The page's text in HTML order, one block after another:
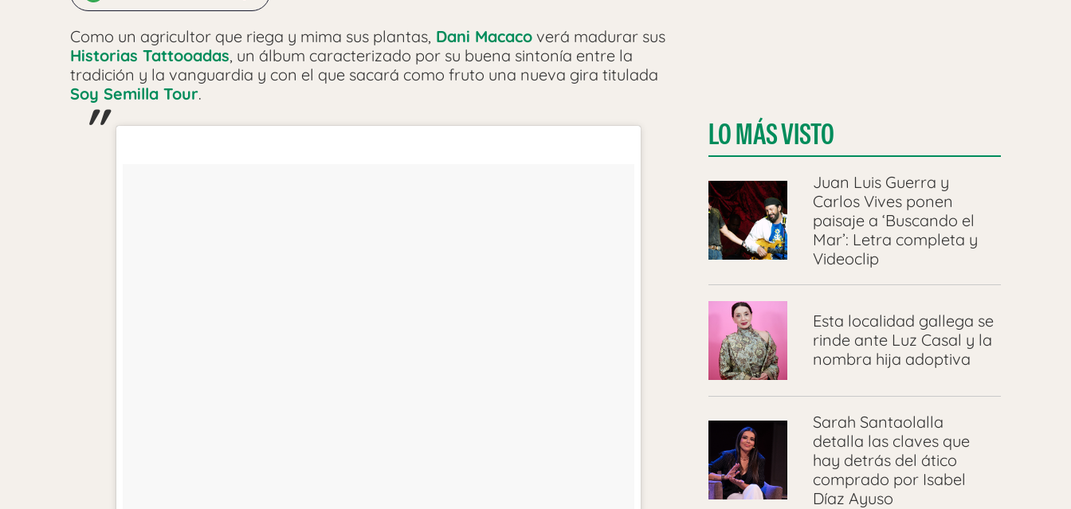
Como un agricultor que riega y mima sus plantas, Dani Macaco verá madurar sus
Historias Tattooadas, un álbum caracterizado por su buena sintonía entre la
tradición y la vanguardia y con el que sacará como fruto una nueva gira titulada
Soy Semilla Tour.
LO MÁS VISTO
Juan Luis Guerra y
Carlos Vives ponen
paisaje a ‘Buscando el
Mar’: Letra completa y
Videoclip
Esta localidad gallega se
rinde ante Luz Casal y la
nombra hija adoptiva
Sarah Santaolalla
detalla las claves que
hay detrás del ático
comprado por Isabel
Díaz Ayuso